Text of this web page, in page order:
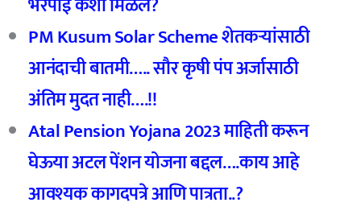
PM Kusum Solar Schemeशेतकर्‍यांसाठी
आनंदाची बातमी….. सौर कृषी पंप अर्जासाठी
अंतिम मुदत नाही….!!
Atal Pension Yojana 2023माहिती करून
घेऊया अटल पेंशन योजना बद्दल….काय आहे
आवश्यक कागदपत्रे आणि पात्रता..?